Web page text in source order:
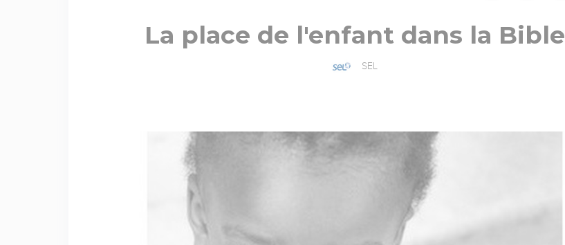
La place de l'enfant dans la Bible
SEL